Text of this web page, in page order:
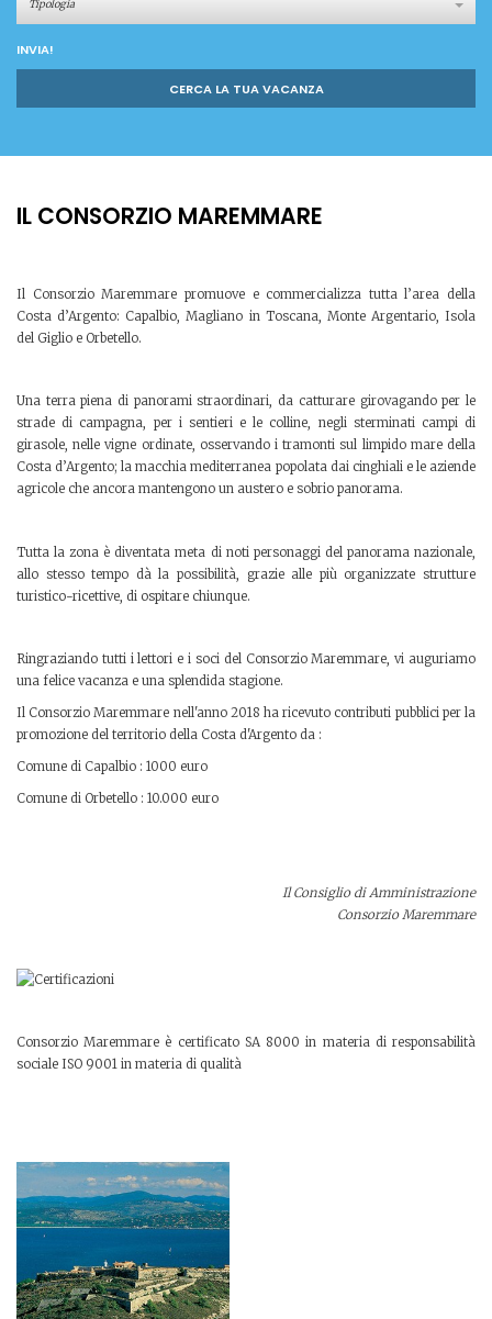
Tipologia
INVIA!
CERCA LA TUA VACANZA
IL CONSORZIO MAREMMARE
Il Consorzio Maremmare promuove e commercializza tutta l’area della
Costa d’Argento: Capalbio, Magliano in Toscana, Monte Argentario, Isola
del Giglio e Orbetello.
Una terra piena di panorami straordinari, da catturare girovagando per le
strade di campagna, per i sentieri e le colline, negli sterminati campi di
girasole, nelle vigne ordinate, osservando i tramonti sul limpido mare della
Costa d’Argento; la macchia mediterranea popolata dai cinghiali e le aziende
agricole che ancora mantengono un austero e sobrio panorama.
Tutta la zona è diventata meta di noti personaggi del panorama nazionale,
allo stesso tempo dà la possibilità, grazie alle più organizzate strutture
turistico-ricettive, di ospitare chiunque.
Ringraziando tutti i lettori e i soci del Consorzio Maremmare, vi auguriamo
una felice vacanza e una splendida stagione.
Il Consorzio Maremmare nell'anno 2018 ha ricevuto contributi pubblici per la
promozione del territorio della Costa d'Argento da :
Comune di Capalbio : 1000 euro
Comune di Orbetello : 10.000 euro
Il Consiglio di Amministrazione
Consorzio Maremmare
Consorzio Maremmare è certificato SA 8000 in materia di responsabilità
sociale ISO 9001 in materia di qualità